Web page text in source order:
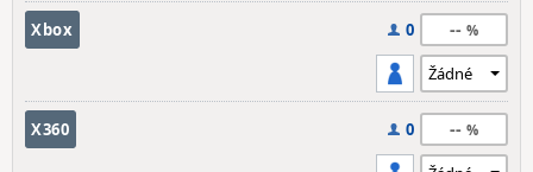
Xbox 0 --
X360 0 --